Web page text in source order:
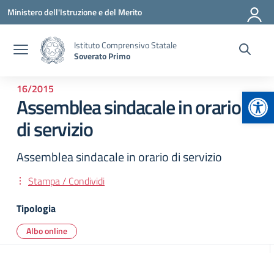
Vai ai contenuti
Vai al menu di navigazione
Vai al footer
Ministero dell'Istruzione e del Merito
Istituto Comprensivo Statale
Soverato Primo
16/2015
Assemblea sindacale in orario
di servizio
Assemblea sindacale in orario di servizio
Stampa / Condividi
Tipologia
Albo online